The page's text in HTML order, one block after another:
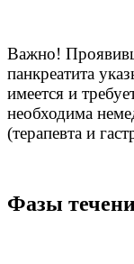
Важно!
панкреатита
имеется и
необходима
(терапевта и
Фазы